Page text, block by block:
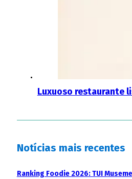
Luxuoso restaurante
Notícias mais recentes
Ranking Foodie 2026: TUI